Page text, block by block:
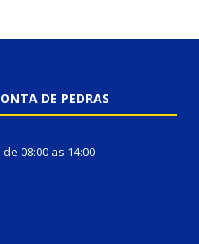
DE PEDRAS
08:00 as 14:00